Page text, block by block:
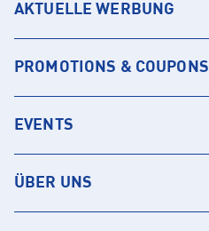
AKTUELLE WERBUNG
PROMOTIONS & COUPONS
EVENTS
ÜBER UNS